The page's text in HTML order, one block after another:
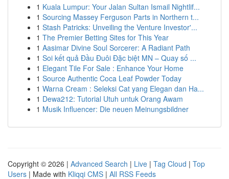
1 Kuala Lumpur: Your Jalan Sultan Ismail Nightlif...
1 Sourcing Massey Ferguson Parts in Northern t...
1 Stash Patricks: Unveiling the Venture Investor'...
1 The Premier Betting Sites for This Year
1 Aasimar Divine Soul Sorcerer: A Radiant Path
1 Soi kết quả Đầu Đuôi Đặc biệt MN – Quay số ...
1 Elegant Tile For Sale : Enhance Your Home
1 Source Authentic Coca Leaf Powder Today
1 Warna Cream : Seleksi Cat yang Elegan dan Ha...
1 Dewa212: Tutorial Utuh untuk Orang Awam
1 Musik Influencer: Die neuen Meinungsbildner
Copyright © 2026 | Advanced Search | Live | Tag Cloud | Top
Users | Made with Kliqqi CMS | All RSS Feeds